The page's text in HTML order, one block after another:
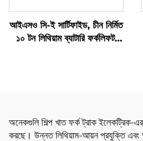
আইএসও সি-ই সার্টিফাইড, চীন নির্মিত
১০ টন লিথিয়াম ব্যাটারি ফর্কলিফট,
অনেকগুলি শিল্প খাত ফর্ক ট্রাক ইলেকট্রিক-
করছে। উন্নত লিথিয়াম-আয়ন প্রযুক্তি এবং